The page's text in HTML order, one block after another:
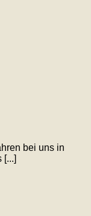
bei uns in
[...]